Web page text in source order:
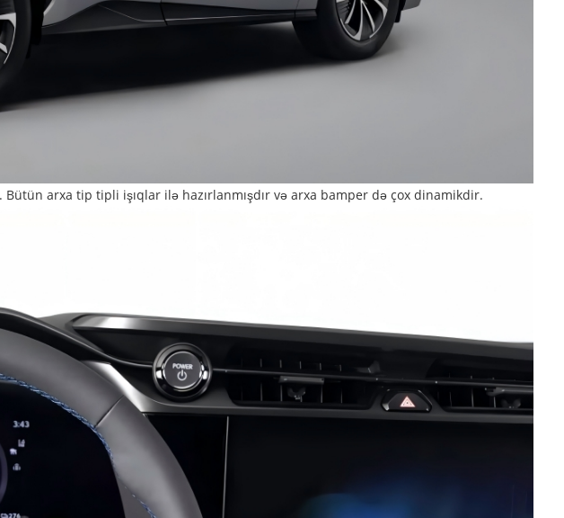
arxa tip tipli işıqlar ilə hazırlanmışdır və arxa bamper də çox dinamikdir.